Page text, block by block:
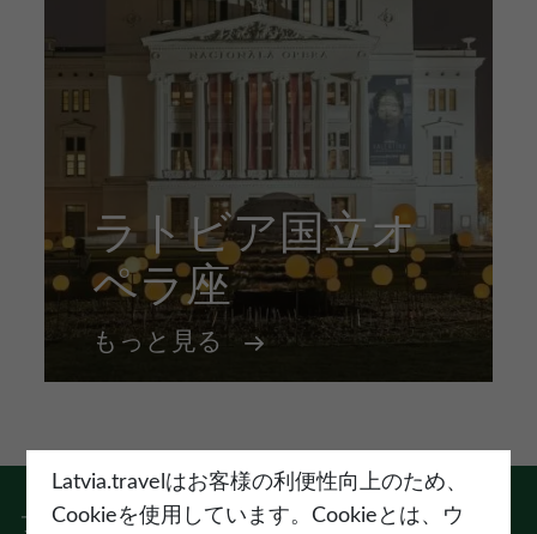
ラトビア国立オ
ペラ座
もっと見る
フォロー:Instagram FacebookPinterest Youtube
Latvia.travelはお客様の利便性向上のため、
Cookieを使用しています。Cookieとは、ウ